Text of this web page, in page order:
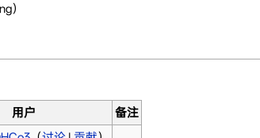
）
用户
备注